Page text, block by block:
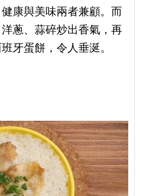
康與美味兩者兼顧。而
蔥、蒜碎炒出香氣，再
牙蛋餅，令人垂涎。